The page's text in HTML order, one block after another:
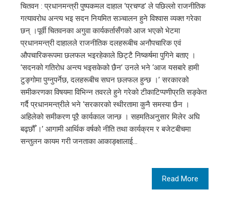
चितवन : प्रधानमन्त्री पुष्पकमल दाहाल ‘प्रचण्ड’ ले पछिल्लो राजनीतिक
गत्यावरोध अन्त्य भइ सदन नियमित सञ्चालन हुने विश्वास व्यक्त गरेका
छन् ।पूर्वी चितवनका अगुवा कार्यकर्तासँगको आज भएको भेटमा
प्रधानमन्त्री दाहालले राजनीतिक दलहरूबीच अनौपचारिक एवं
औपचारिकरूपमा छलफल भइरहेकाले छिट्टै निष्कर्षमा पुगिने बताए ।
‘सदनको गतिरोध अन्त्य भइसकेको छैन’ उनले भने ‘आज यसबारे हामी
टुङ्गोमा पुग्नुपर्नेछ, दलहरूबीच सघन छलफल हुन्छ ।’ सरकारको
समीकरणका विषयमा विभिन्न तवरले हुने गरेको टीकाटिप्पणीप्रति सङ्केत
गर्दै प्रधानमन्त्रीले भने ‘सरकारको स्थीरतामा कुनै समस्या छैन ।
अहिलेको समीकरण पूरै कार्यकाल जान्छ । सहमतिअनुसार मिलेर अघि
बढ्छौँ ।’ आगामी आर्थिक वर्षको नीति तथा कार्यक्रम र बजेटबीचमा
सन्तुलन कायम गरी जनताका आकाङ्क्षालाई…
Read More